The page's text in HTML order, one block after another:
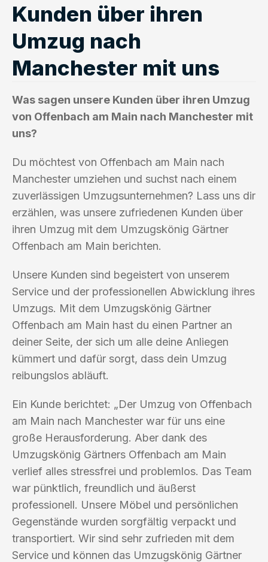
Kunden über ihren
Umzug nach
Manchester mit uns
Was sagen unsere Kunden über ihren Umzug
von Offenbach am Main nach Manchester mit
uns?
Du möchtest von Offenbach am Main nach
Manchester umziehen und suchst nach einem
zuverlässigen Umzugsunternehmen? Lass uns dir
erzählen, was unsere zufriedenen Kunden über
ihren Umzug mit dem Umzugskönig Gärtner
Offenbach am Main berichten.
Unsere Kunden sind begeistert von unserem
Service und der professionellen Abwicklung ihres
Umzugs. Mit dem Umzugskönig Gärtner
Offenbach am Main hast du einen Partner an
deiner Seite, der sich um alle deine Anliegen
kümmert und dafür sorgt, dass dein Umzug
reibungslos abläuft.
Ein Kunde berichtet: „Der Umzug von Offenbach
am Main nach Manchester war für uns eine
große Herausforderung. Aber dank des
Umzugskönig Gärtners Offenbach am Main
verlief alles stressfrei und problemlos. Das Team
war pünktlich, freundlich und äußerst
professionell. Unsere Möbel und persönlichen
Gegenstände wurden sorgfältig verpackt und
transportiert. Wir sind sehr zufrieden mit dem
Service und können das Umzugskönig Gärtner